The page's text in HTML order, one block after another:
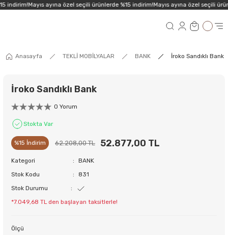
indirim!Mayıs ayına özel seçili ürünlerde %15 indirim!Mayıs ayına özel seçili
Anasayfa TEKLİ MOBİLYALAR BANK İroko Sandıklı Bank
İroko Sandıklı Bank
0 Yorum
Stokta Var
%15 İndirim 62.208,00 TL 52.877,00 TL
Kategori
BANK
Stok Kodu
831
Stok Durumu
*7.049,68 TL den başlayan taksitlerle!
Ölçü